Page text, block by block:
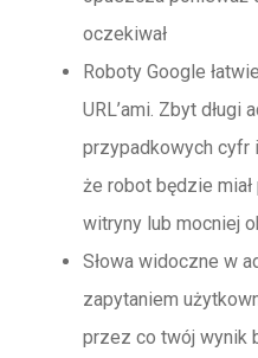
oczekiwał
Roboty Google
URL’ami. Zbyt długi
przypadkowych cyfr
że robot będzie
witryny lub mocniej
Słowa widoczne w
zapytaniem
przez co twój wynik